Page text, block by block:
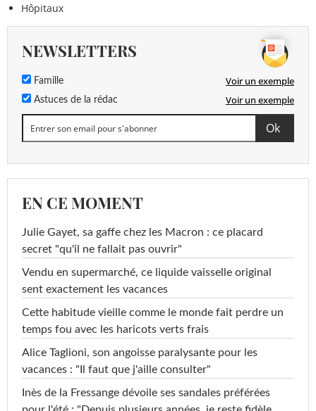
Hôpitaux
NEWSLETTERS
Famille Voir un exemple
Astuces de la rédac Voir un exemple
EN CE MOMENT
Julie Gayet, sa gaffe chez les Macron : ce placard
secret "qu'il ne fallait pas ouvrir"
Vendu en supermarché, ce liquide vaisselle original
sent exactement les vacances
Cette habitude vieille comme le monde fait perdre un
temps fou avec les haricots verts frais
Alice Taglioni, son angoisse paralysante pour les
vacances : "Il faut que j'aille consulter"
Inès de la Fressange dévoile ses sandales préférées